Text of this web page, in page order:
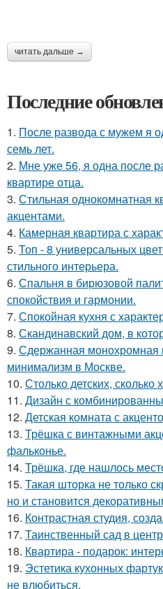
читать дальше →
Последние
1. После развода с мужем я
семь лет.
2. Мне уже 56, я одна после
квартире отца.
3. Стильная однокомнатная
акцентами.
4. Камерная квартира с
5. Топ - 8 универсальных
стильного интерьера.
6. Спальня в бирюзовой
спокойствия и гармонии.
7. Спокойная кухня с
8. Скандинавский дом, в
9. Сдержанная монохромная
минимализм в Москве.
10. Столько детских, сколько
11. Дизайн с
12. Детская комната с
13. Трёшка с винтажными
фальконье.
14. Трёшка, где нашлось
15. Такая шторка не только
но и становится
16. Контрастная студия,
17. Таинственный сад в
18. Квартира - подарок:
19. Эстетика кухонных
не влюбиться.